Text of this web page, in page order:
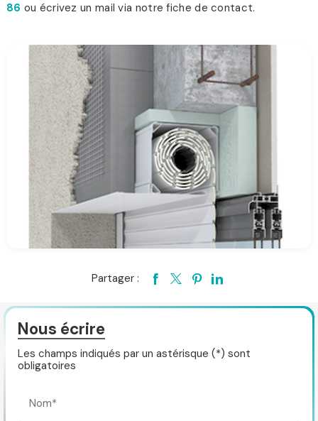
86 ou écrivez un mail via notre fiche de contact.
Partager :
Nous écrire
Les champs indiqués par un astérisque (*) sont
obligatoires
Nom*